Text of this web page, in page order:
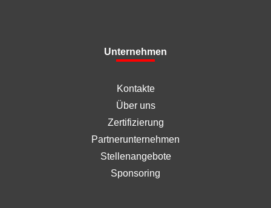
Unternehmen
Kontakte
Über uns
Zertifizierung
Partnerunternehmen
Stellenangebote
Sponsoring